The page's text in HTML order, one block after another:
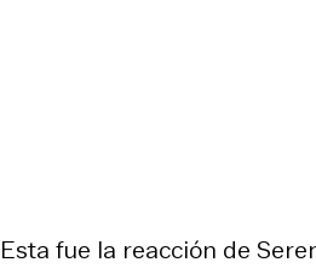
Esta fue la reacción de